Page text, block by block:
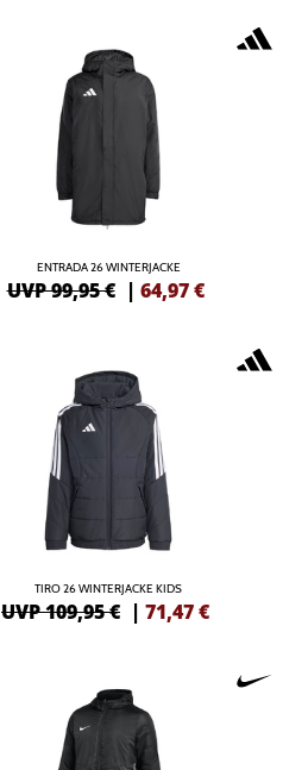
ENTRADA 26 WINTERJACKE
UVP 99,95 € | 64,97 €
TIRO 26 WINTERJACKE KIDS
UVP 109,95 € | 71,47€